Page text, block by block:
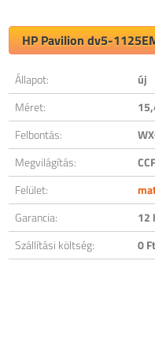
HP Pavilion dv5-
Állapot:
új
Méret:
Felbontás:
Megvilágítás:
Felület:
Garancia:
12
Szállítási költség:
0